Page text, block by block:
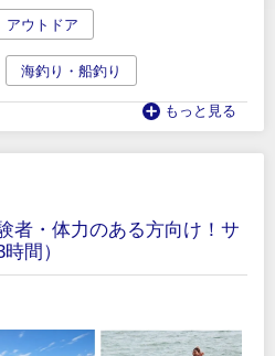
アウトドア
海釣り・船釣り
もっと見る
者・体力のある方向け！サ
間）